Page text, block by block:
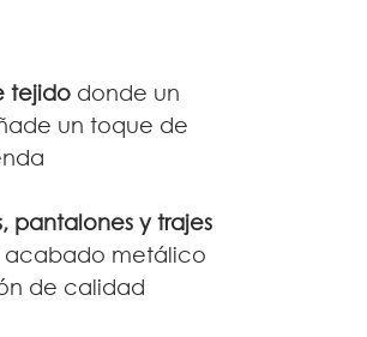
tejido donde un
un toque de
pantalones y trajes
acabado metálico
de calidad